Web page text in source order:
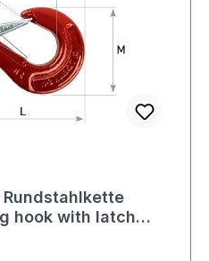
hook with latch